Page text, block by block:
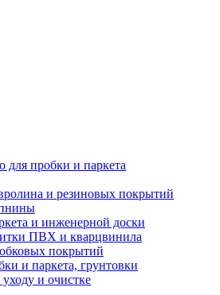
для пробки и паркета
и резиновых покрытий
и инженерной доски
ПВХ и кварцвинила
покрытий
и паркета, грунтовки
и очистке